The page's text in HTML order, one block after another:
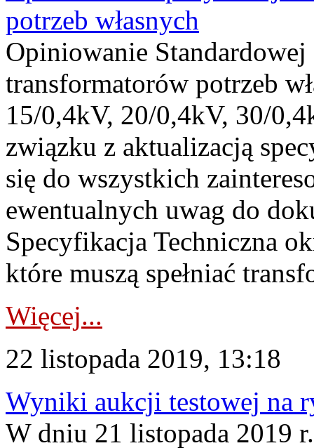
potrzeb własnych
Opiniowanie
transformatorów potrzeb
15/0,4kV, 20/0,4kV, 30/
związku z aktualizacją
się do wszystkich
ewentualnych uwag do
Specyfikacja Techniczna
które muszą spełniać
Więcej...
22 listopada 2019, 13:18
Wyniki aukcji testowej na
W dniu 21 listopada 2019